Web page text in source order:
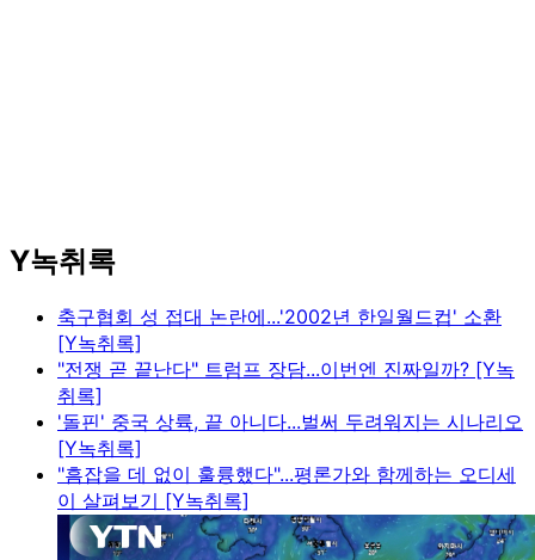
Y녹취록
축구협회 성 접대 논란에...'2002년 한일월드컵' 소환
[Y녹취록]
"전쟁 곧 끝난다" 트럼프 장담...이번엔 진짜일까? [Y녹
취록]
'돌핀' 중국 상륙, 끝 아니다...벌써 두려워지는 시나리오
[Y녹취록]
"흠잡을 데 없이 훌륭했다"...평론가와 함께하는 오디세
이 살펴보기 [Y녹취록]